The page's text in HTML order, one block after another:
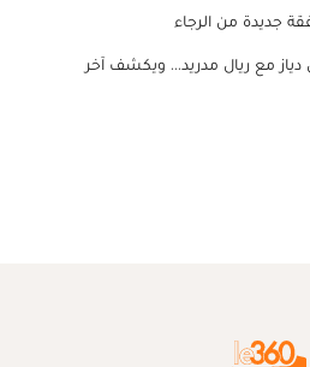
جديدة من الرجاء
مع ريال مدريد... ويكشف آخر